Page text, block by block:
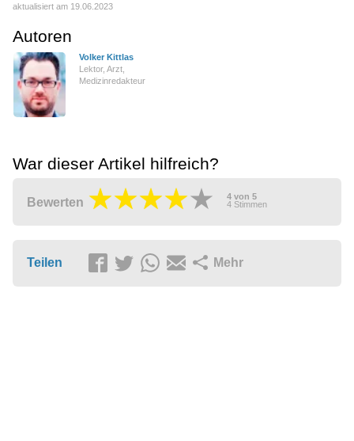
aktualisiert am 19.06.2023
Autoren
Volker Kittlas
Lektor, Arzt,
Medizinredakteur
War dieser Artikel hilfreich?
Bewerten 4 von 5
4 Stimmen
Teilen Mehr